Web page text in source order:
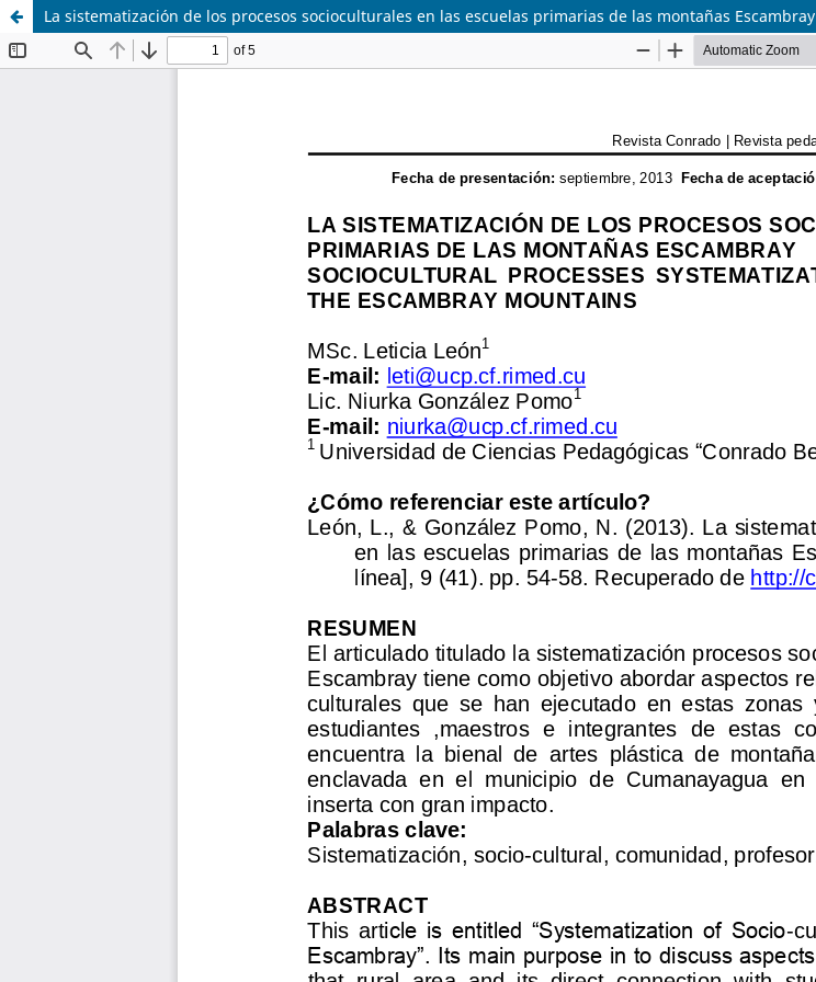
La sistematización de los procesos socioculturales en las escuelas primarias de las montañas Escambray